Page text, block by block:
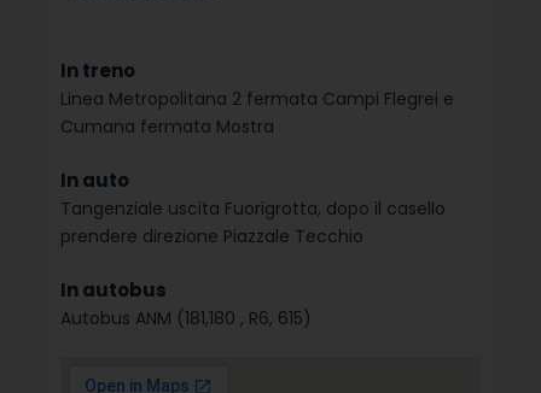
In treno
Linea Metropolitana 2 fermata Campi Flegrei e
Cumana fermata Mostra
In auto
Tangenziale uscita Fuorigrotta, dopo il casello
prendere direzione Piazzale Tecchio
In autobus
Autobus ANM (181,180 , R6, 615)